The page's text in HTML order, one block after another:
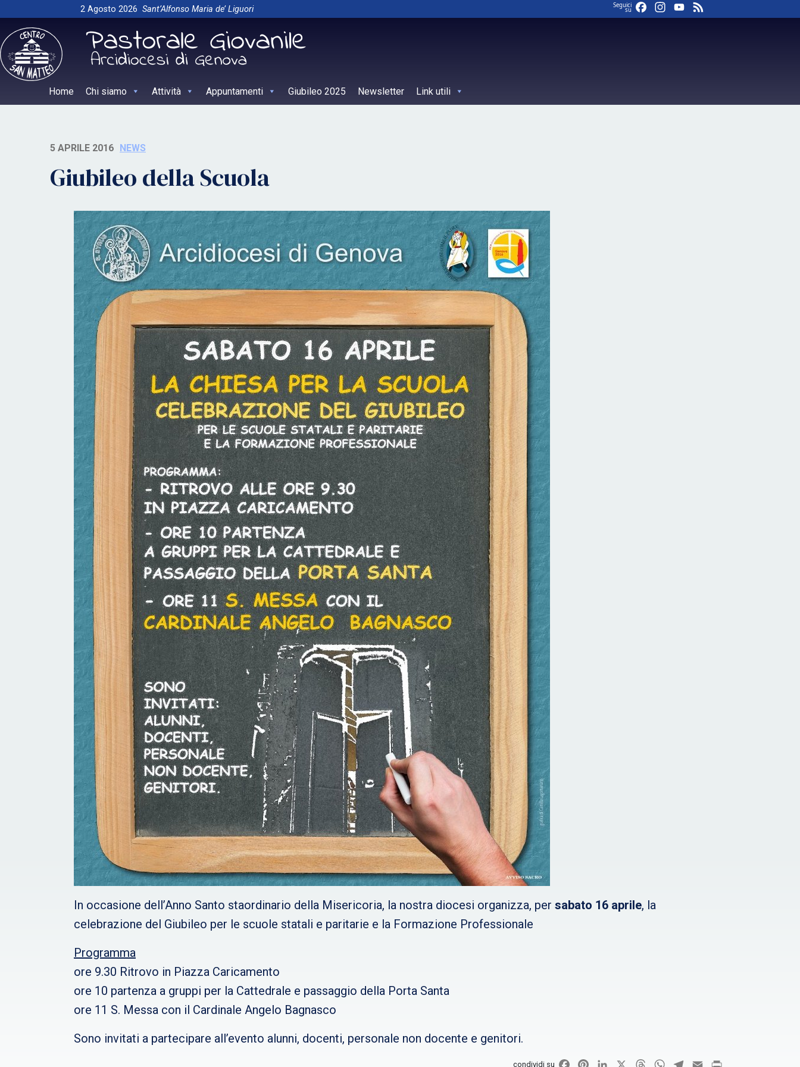
to
content
2 Agosto 2026 Sant’Alfonso Maria de’ Liguori Seguici
su FacebookInstagram
YouTube
Home Chi siamo Attività Appuntamenti Giubileo 2025 Newsletter Link utili
5 APRILE 2016 NEWS
Giubileo della Scuola
In occasione dell’Anno Santo staordinario della Misericoria, la nostra diocesi organizza, per sabato 16 aprile, la
celebrazione del Giubileo per le scuole statali e paritarie e la Formazione Professionale
Programma
ore 9.30 Ritrovo in Piazza Caricamento
ore 10 partenza a gruppi per la Cattedrale e passaggio della Porta Santa
ore 11 S. Messa con il Cardinale Angelo Bagnasco
Sono invitati a partecipare all’evento alunni, docenti, personale non docente e genitori.
condividi su